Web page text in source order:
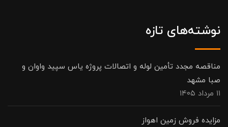
نوشته‌های تازه
مناقصه مجدد تأمین لوله و اتصالات پروژه یاس سپید واوان و
صبا مشهد
۱۱ مرداد ۱۴۰۵
مزایده فروش زمین اهواز